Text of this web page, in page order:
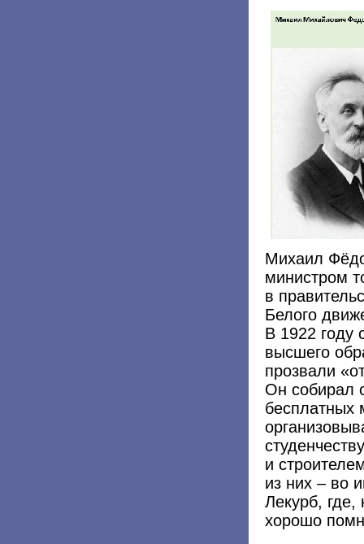
Михаил
министром
в
Белого
В 1922 году
высшего
прозвали
Он собирал
бесплатных
и
из них – во
Лекурб, где,
хорошо